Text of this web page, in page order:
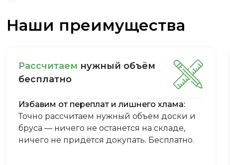
Наши преимущества
Рассчитаем нужный объём
бесплатно
Избавим от переплат и лишнего хлама:
Точно рассчитаем нужный объём доски и
бруса — ничего не останется на складе,
ничего не придётся докупать. Бесплатно.